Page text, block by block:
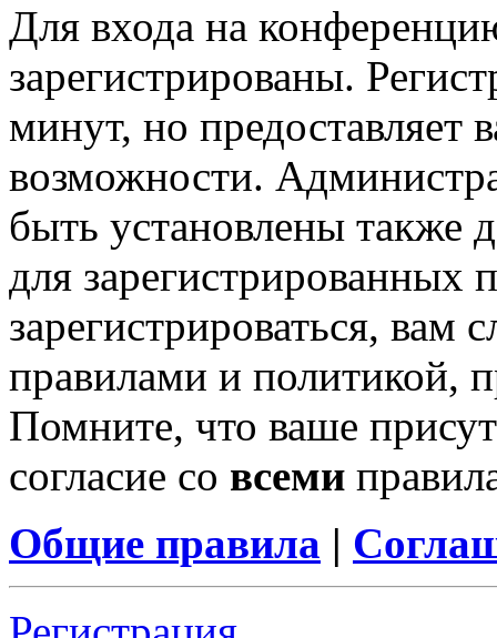
Для входа на
зарегистрированы.
минут, но предоставляет
возможности.
быть установлены также
для зарегистрированных
зарегистрироваться, вам
правилами и политикой,
Помните, что ваше
согласие со всеми
Общие правила |